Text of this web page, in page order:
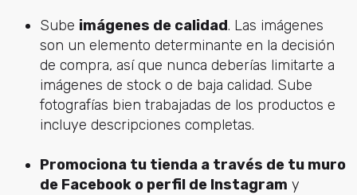
Sube imágenes de calidad. Las imágenes
son un elemento determinante en la decisión
de compra, así que nunca deberías limitarte a
imágenes de stock o de baja calidad. Sube
fotografías bien trabajadas de los productos e
incluye descripciones completas.
Promociona tu tienda a través de tu muro
de Facebook o perfil de Instagram y